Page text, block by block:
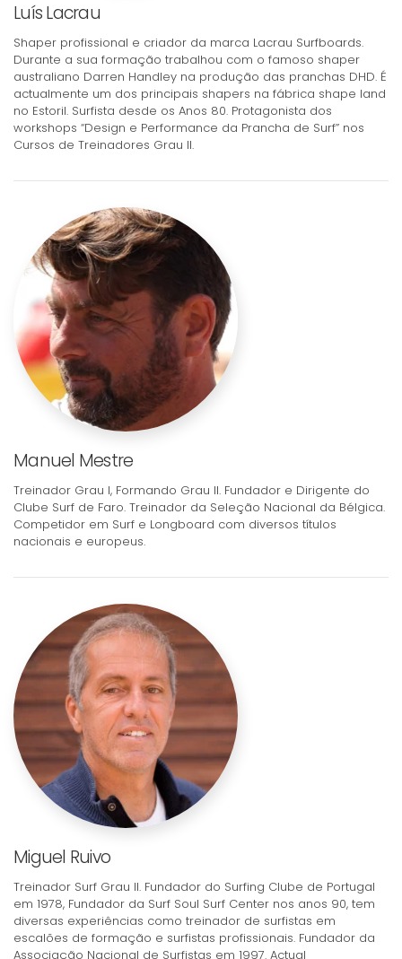
Luís Lacrau
Shaper profissional e criador da marca Lacrau Surfboards.
Durante a sua formação trabalhou com o famoso shaper
australiano Darren Handley na produção das pranchas DHD. É
actualmente um dos principais shapers na fábrica shape land
no Estoril. Surfista desde os Anos 80. Protagonista dos
workshops “Design e Performance da Prancha de Surf” nos
Cursos de Treinadores Grau II.
Manuel Mestre
Treinador Grau I, Formando Grau II. Fundador e Dirigente do
Clube Surf de Faro. Treinador da Seleção Nacional da Bélgica.
Competidor em Surf e Longboard com diversos títulos
nacionais e europeus.
Miguel Ruivo
Treinador Surf Grau II. Fundador do Surfing Clube de Portugal
em 1978, Fundador da Surf Soul Surf Center nos anos 90, tem
diversas experiências como treinador de surfistas em
escalões de formação e surfistas profissionais. Fundador da
Associação Nacional de Surfistas em 1997. Actual